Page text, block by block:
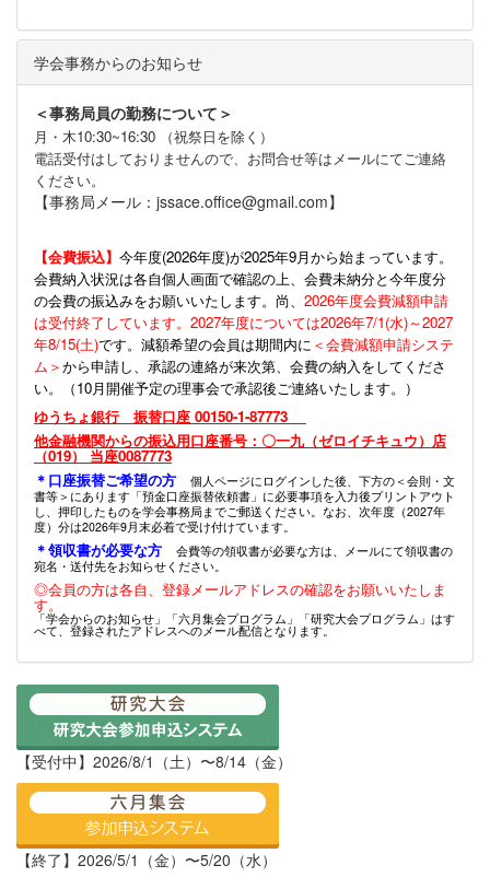
学会事務からのお知らせ
＜事務局員の勤務について＞
月・木10:30~16:30 （祝祭日を除く）
電話受付はしておりませんので、お問合せ等はメールにてご連絡
ください。
【事務局メール：jssace.office@gmail.com】
【会費振込】 今年度(2026年度)が2025年9月から始まっています。
会費納入状況は各自個人画面で確認の上、会費未納分と今年度分
の会費の振込みをお願いいたします。尚、 2026年度会費減額申請
は受付終了しています。2027年度については2026年7/1(水)～2027
年8/15(土)です。減額希望の会員は期間内に ＜会費減額申請システ
ム＞から申請し、承認の連絡が来次第、会費の納入をしてくださ
い。（10月開催予定の理事会で承認後ご連絡いたします。）
ゆうちょ銀行 振替口座 00150-1-87773
他金融機関からの振込用口座番号：〇一九（ゼロイチキュウ）店
（019） 当座0087773
＊口座振替ご希望の方
個人ページにログインした後、下方の＜会則・文
書等＞にあります「預金口座振替依頼書」に必要事項を入力後プリントアウト
し、押印したものを学会事務局までご郵送ください。なお、次年度（2027年
度）分は2026年9月末必着で受け付けています。
＊領収書が必要な方
会費等の領収書が必要な方は、メールにて領収書の
宛名・送付先をお知らせください。
◎会員の方は各自、登録メールアドレスの確認をお願いいたしま
す。
「学会からのお知らせ」「六月集会プログラム」「研究大会プログラム」はす
べて、登録されたアドレスへのメール配信となります。
【受付中】2026/8/1（土）〜8/14（金）
【終了】2026/5/1（金）〜5/20（水）